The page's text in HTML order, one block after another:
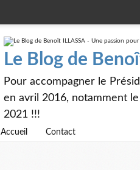
Le Blog de
Pour accompagner le
en avril 2016, notamment
2021 !!!
Accueil Contact